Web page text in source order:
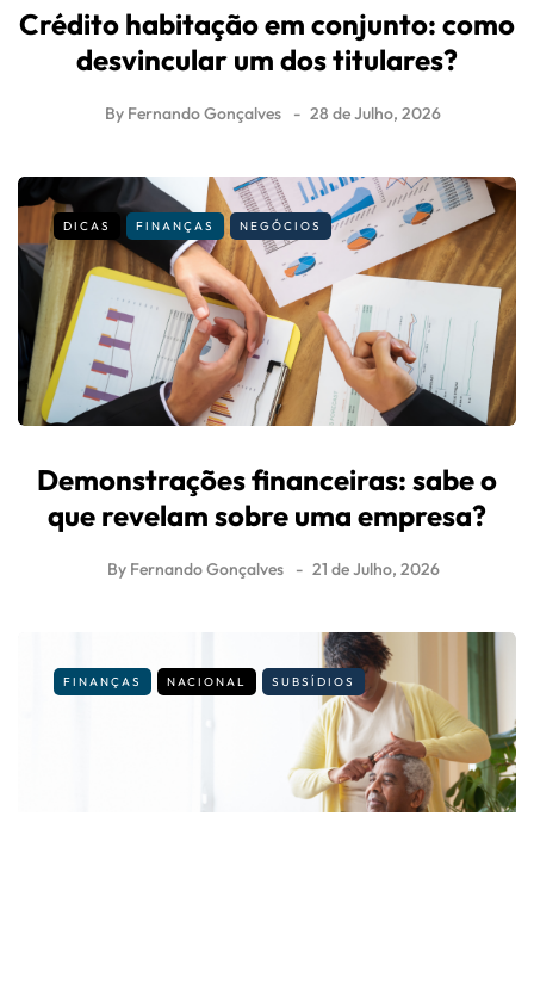
Crédito habitação em conjunto: como
desvincular um dos titulares?
By Fernando Gonçalves 28 de Julho, 2026
DICAS FINANÇAS NEGÓCIOS
Demonstrações financeiras: sabe o
que revelam sobre uma empresa?
By Fernando Gonçalves 21 de Julho, 2026
FINANÇAS NACIONAL SUBSÍDIOS